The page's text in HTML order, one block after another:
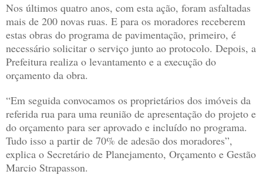
Nos últimos quatro anos, com esta ação, foram asfaltadas
mais de 200 novas ruas. E para os moradores receberem
estas obras do programa de pavimentação, primeiro, é
necessário solicitar o serviço junto ao protocolo. Depois, a
Prefeitura realiza o levantamento e a execução do
orçamento da obra.
“Em seguida convocamos os proprietários dos imóveis da
referida rua para uma reunião de apresentação do projeto e
do orçamento para ser aprovado e incluído no programa.
Tudo isso a partir de 70% de adesão dos moradores”,
explica o Secretário de Planejamento, Orçamento e Gestão
Marcio Strapasson.